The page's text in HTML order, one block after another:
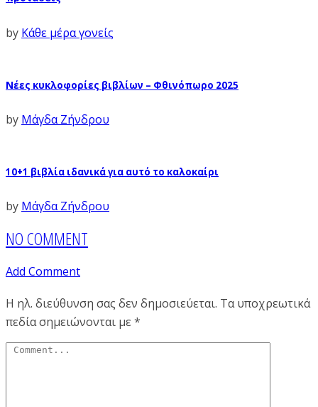
by Κάθε μέρα γονείς
Νέες κυκλοφορίες βιβλίων – Φθινόπωρο 2025
by Μάγδα Ζήνδρου
10+1 βιβλία ιδανικά για αυτό το καλοκαίρι
by Μάγδα Ζήνδρου
NO COMMENT
Add Comment
Η ηλ. διεύθυνση σας δεν δημοσιεύεται. Τα υποχρεωτικά
πεδία σημειώνονται με*